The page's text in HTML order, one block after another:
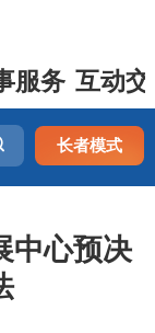
服务 互动
长者模式
中心预决